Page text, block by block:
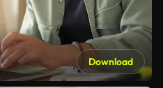
Download